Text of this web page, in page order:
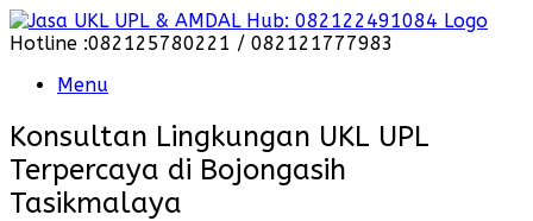
Skip
to
Hotline :082125780221 / 082121777983
Menu
Konsultan Lingkungan UKL UPL
Terpercaya di Bojongasih
Tasikmalaya